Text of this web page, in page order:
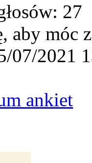
27
aby móc
07/2021
ankiet